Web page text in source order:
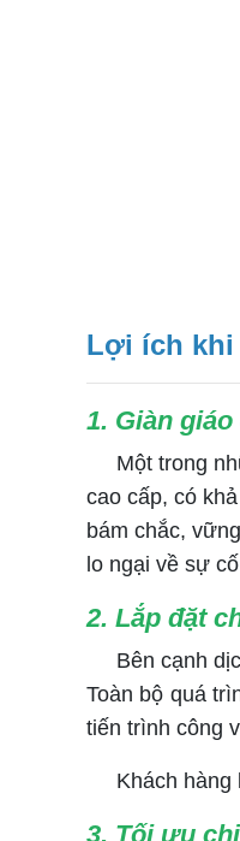
Lợi ích khi
1. Giàn
Một trong
cao cấp, có
bám chắc,
lo ngại về sự
2. Lắp đặt
Bên cạnh
Toàn bộ quá
tiến trình công
Khách hàng
3. Tối ưu